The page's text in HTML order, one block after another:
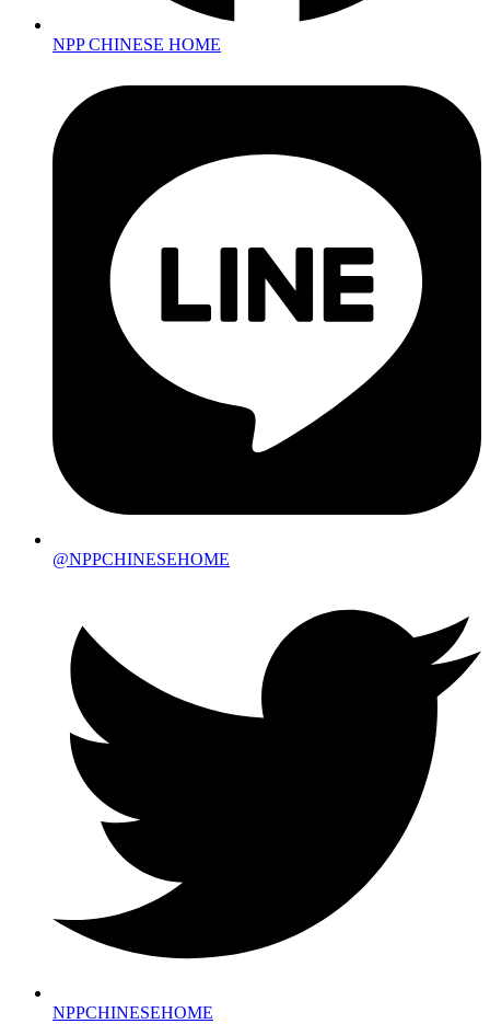
NPP CHINESE HOME
@NPPCHINESEHOME
NPPCHINESEHOME